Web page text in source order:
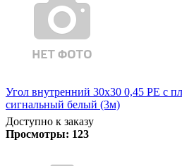
Угол внутренний 30х30 0,45 PE с
сигнальный белый (3м)
Доступно к заказу
Просмотры: 123